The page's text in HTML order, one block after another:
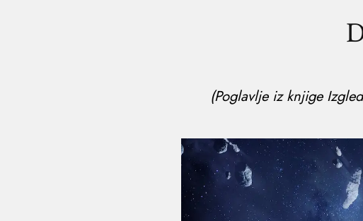
(Poglavlje iz knjige